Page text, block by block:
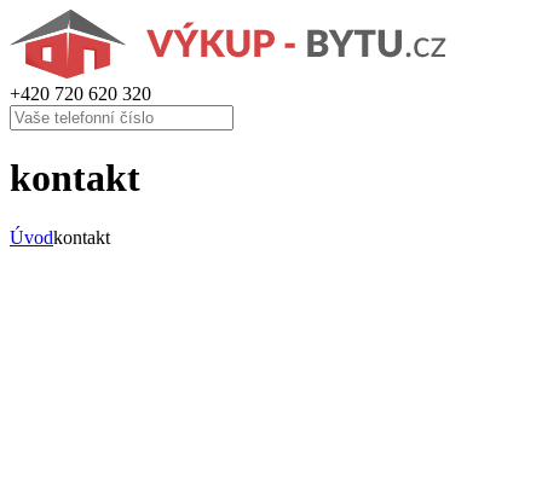
+420 720 620 320
kontakt
Úvodkontakt